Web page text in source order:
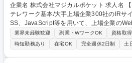
企業名 株式会社マジカルポケット 求人名 【フロントエンドエンジニア】
テレワーク基本/大手上場企業300社のIRサイト支援 仕事の内
SS、JavaScript等を用いて、上場企業の
をメインでお任せします。また当社CMS「
込みなどを担当していただきます。働きやすい環境で
■IRサイトの構築・運用(HTML/CSS) ■当社
込み・運用(HTML/CSS/JS) ■Wordpressを
業界未経験歓迎 副業・WワークOK 資格取
時短勤務あり
在宅OK 完全週休2日制 土